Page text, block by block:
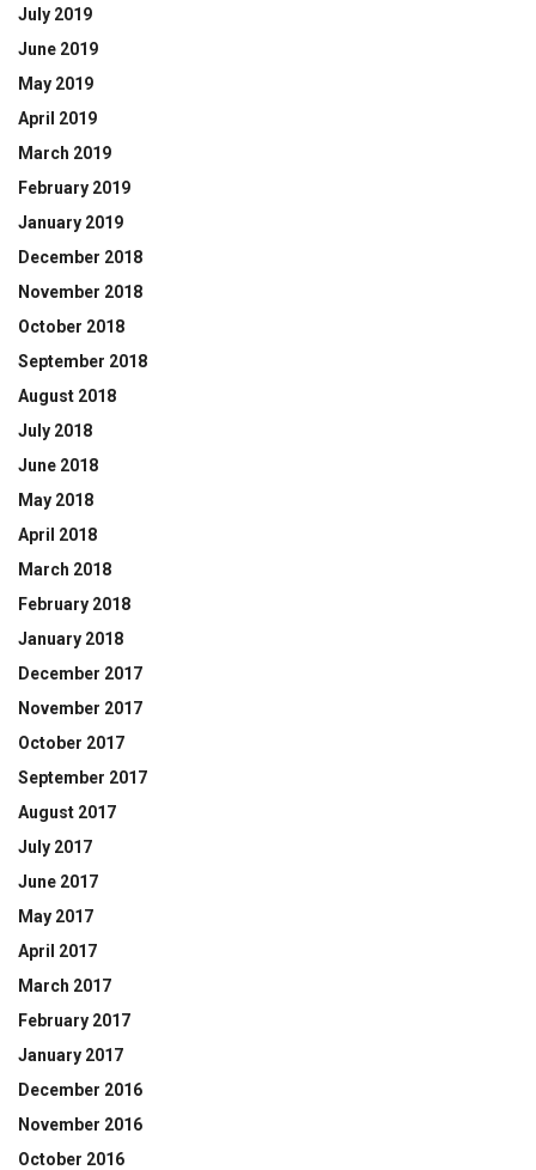
July 2019
June 2019
May 2019
April 2019
March 2019
February 2019
January 2019
December 2018
November 2018
October 2018
September 2018
August 2018
July 2018
June 2018
May 2018
April 2018
March 2018
February 2018
January 2018
December 2017
November 2017
October 2017
September 2017
August 2017
July 2017
June 2017
May 2017
April 2017
March 2017
February 2017
January 2017
December 2016
November 2016
October 2016